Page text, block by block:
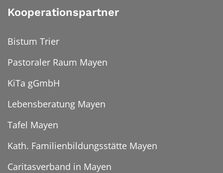
Kooperationspartner
Bistum Trier
Pastoraler Raum Mayen
KiTa gGmbH
Lebensberatung Mayen
Tafel Mayen
Kath. Familienbildungsstätte Mayen
Caritasverband in Mayen